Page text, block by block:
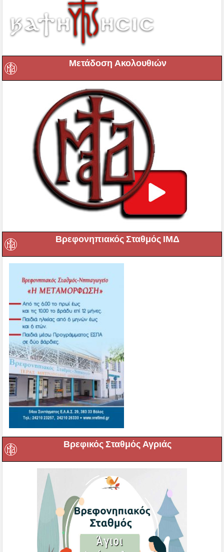
Μετάδοση Ακολουθιών
Βρεφονηπιακός Σταθμός ΙΜΔ
Βρεφικός Σταθμός Αγριάς